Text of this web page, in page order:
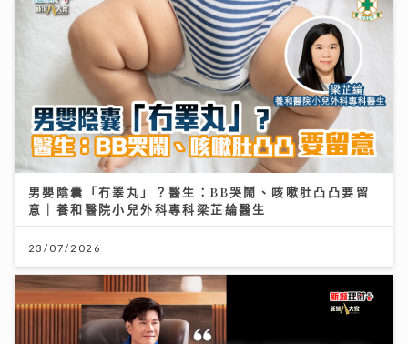
男嬰陰囊「冇睪丸」？醫生：BB哭鬧、咳嗽肚凸凸要留
意｜養和醫院小兒外科專科梁芷綸醫生
23/07/2026